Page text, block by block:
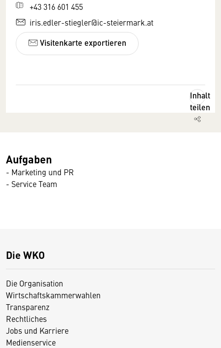
+43 316 601 455
iris.edler-stiegler@ic-steiermark.at
Visitenkarte exportieren
Inhalt
teilen
Aufgaben
- Marketing und PR
- Service Team
Die WKO
Die Organisation
Wirtschaftskammerwahlen
Transparenz
Rechtliches
Jobs und Karriere
Medienservice